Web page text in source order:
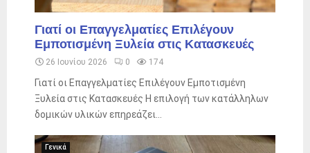
Γιατί οι Επαγγελματίες Επιλέγουν
Εμποτισμένη Ξυλεία στις Κατασκευές
26 Ιουνίου 2026 0 174
Γιατί οι Επαγγελματίες Επιλέγουν Εμποτισμένη
Ξυλεία στις Κατασκευές Η επιλογή των κατάλληλων
δομικών υλικών επηρεάζει...
Γενικά